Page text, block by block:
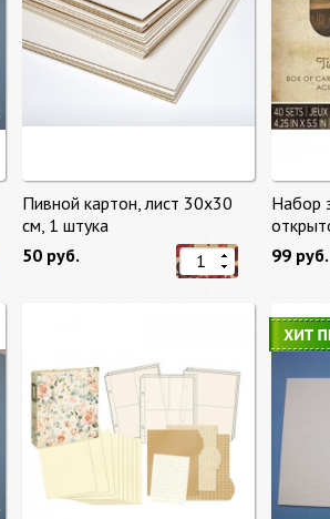
Пивной картон, лист 30х30
cм, 1 штука
50 руб.
Набор
99 руб.